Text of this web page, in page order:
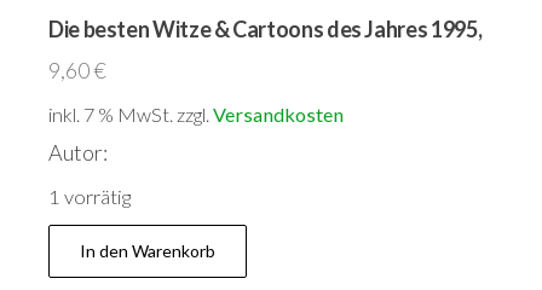
Die besten Witze & Cartoons des Jahres 1995,
9,60€
inkl. 7 % MwSt. zzgl. Versandkosten
Autor:
1 vorrätig
besten
In den Warenkorb